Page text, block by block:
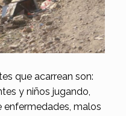
que acarrean son:
y niños jugando,
malos